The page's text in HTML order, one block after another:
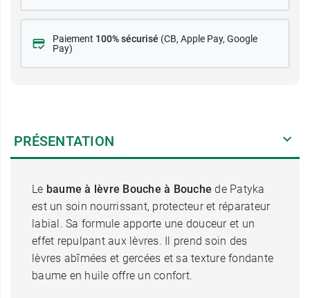
Paiement 100% sécurisé (CB, Apple Pay, Google
Pay)
PRÉSENTATION
Le baume à lèvre Bouche à Bouche de Patyka
est un soin nourrissant, protecteur et réparateur
labial. Sa formule apporte une douceur et un
effet repulpant aux lèvres. Il prend soin des
lèvres abîmées et gercées et sa texture fondante
baume en huile offre un confort.